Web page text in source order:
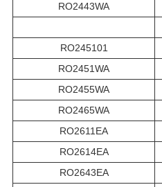
RO2443WA
RO245101
RO2451WA
RO2455WA
RO2465WA
RO2611EA
RO2614EA
RO2643EA